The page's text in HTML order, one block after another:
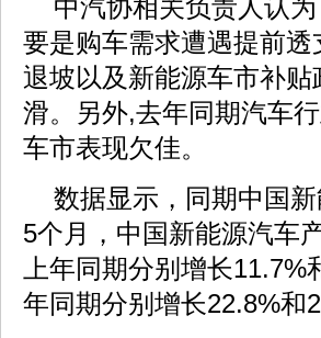
中汽协相关负责人认
要是购车需求遭遇提前
退坡以及新能源车市补
滑。另外,去年同期汽车
车市表现欠佳。
数据显示，同期中国
5个月，中国新能源汽车
上年同期分别增长
年同期分别增长22.8%和